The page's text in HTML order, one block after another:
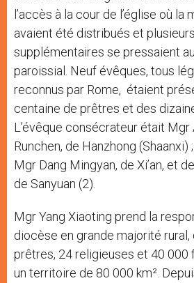
l’accès à la cour de l’église où la
avaient été distribués et
supplémentaires se pressaient
paroissial. Neuf évêques, tous
reconnus par Rome, étaient
centaine de prêtres et des
L’évêque consécrateur était Mgr
Runchen, de Hanzhong
Mgr Dang Mingyan, de Xi’an, et
de Sanyuan (2).
Mgr Yang Xiaoting prend la
diocèse en grande majorité
prêtres, 24 religieuses et 40 000
un territoire de 80 000 km².